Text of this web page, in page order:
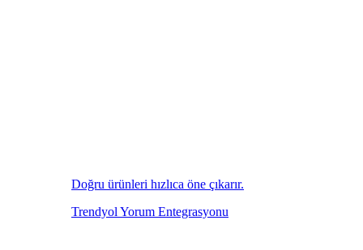
Doğru ürünleri hızlıca öne çıkarır.
Trendyol Yorum Entegrasyonu